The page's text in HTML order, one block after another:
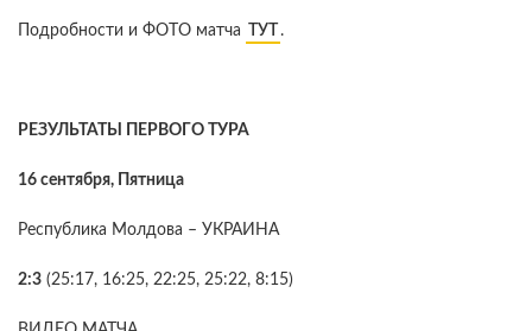
Подробности и ФОТО матча ТУТ .
РЕЗУЛЬТАТЫ ПЕРВОГО ТУРА
16 сентября, Пятница
Республика Молдова – УКРАИНА
2:3 (25:17, 16:25, 22:25, 25:22, 8:15)